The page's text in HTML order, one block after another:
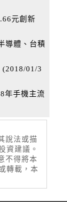
元創新
導體、台積
(2018/01/3
年手機主流
說法或描
資建議。
不得將本
轉載，本